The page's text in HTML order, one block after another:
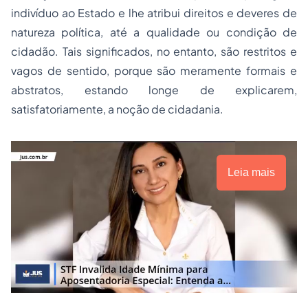
indivíduo ao Estado e lhe atribui direitos e deveres de
natureza política, até a qualidade ou condição de
cidadão. Tais significados, no entanto, são restritos e
vagos de sentido, porque são meramente formais e
abstratos, estando longe de explicarem,
satisfatoriamente, a noção de cidadania.
Leia mais